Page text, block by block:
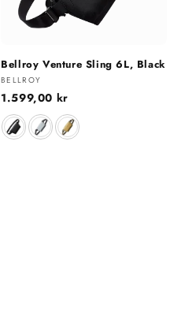
Bellroy Venture Sling 6L, Black
Selger:
BELLROY
Vanlig
pris
1.599,00 kr
Farge